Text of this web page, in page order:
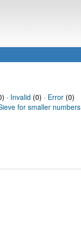
· Invalid (0) · Error(0)
for smaller numbers